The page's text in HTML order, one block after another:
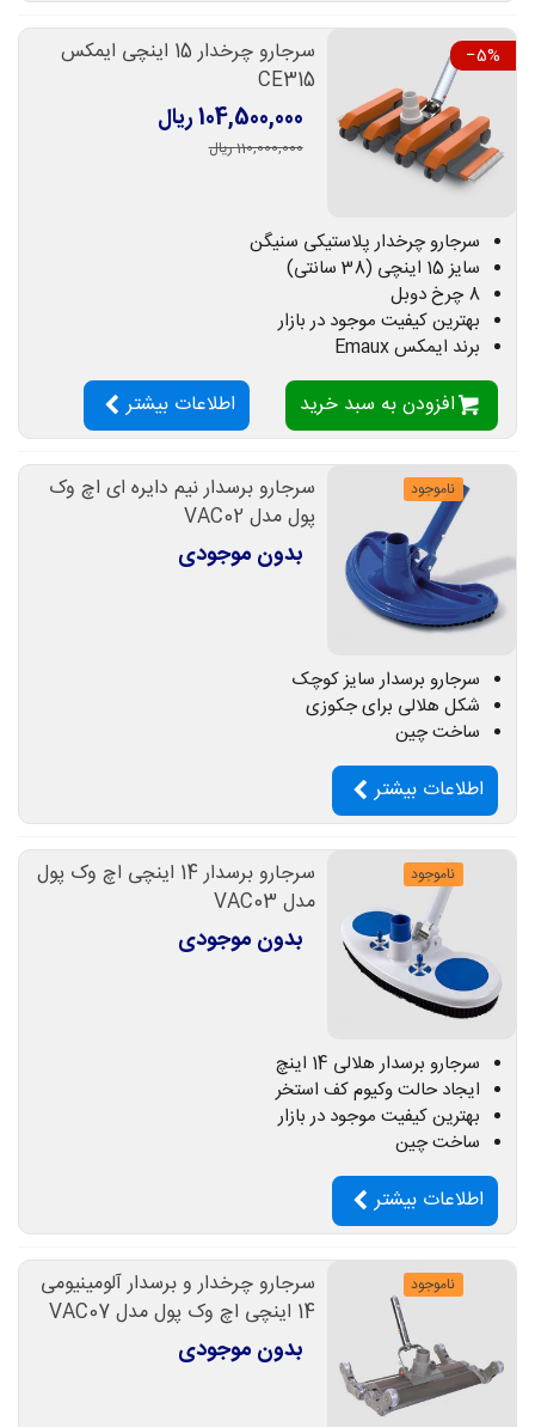
‎−5%
سرجارو چرخدار 15 اینچی ایمکس
CE315
104,500,000 ریال
110,000,000 ریال
سرجارو چرخدار پلاستیکی سنیگن
سایز 15 اینچی (38 سانتی)
8 چرخ دوبل
بهترین کیفیت موجود در بازار
برند ایمکس Emaux
افزودن به سبد خرید اطلاعات بیشتر
ناموجود
سرجارو برسدار نیم دایره ای اچ وک
پول مدل VAC02
بدون موجودی
سرجارو برسدار سایز کوچک
شکل هلالی برای جکوزی
ساخت چین
اطلاعات بیشتر
ناموجود
سرجارو برسدار 14 اینچی اچ وک پول
مدل VAC03
بدون موجودی
سرجارو برسدار هلالی 14 اینچ
ایجاد حالت وکیوم کف استخر
بهترین کیفیت موجود در بازار
ساخت چین
اطلاعات بیشتر
ناموجود
سرجارو چرخدار و برسدار آلومینیومی
14 اینچی اچ وک پول مدل VAC07
بدون موجودی